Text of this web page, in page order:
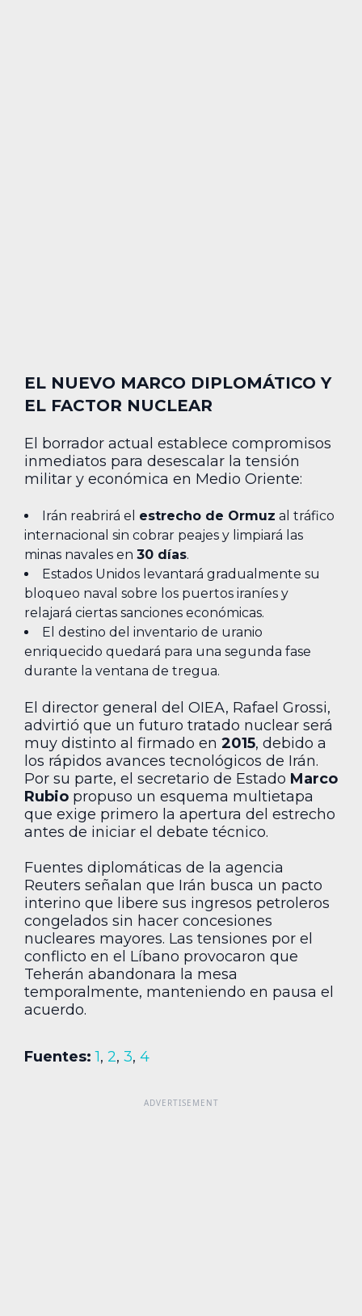
EL NUEVO MARCO DIPLOMÁTICO Y
EL FACTOR NUCLEAR
El borrador actual establece compromisos
inmediatos para desescalar la tensión
militar y económica en Medio Oriente:
Irán reabrirá el estrecho de Ormuz al tráfico
internacional sin cobrar peajes y limpiará las
minas navales en 30 días.
Estados Unidos levantará gradualmente su
bloqueo naval sobre los puertos iraníes y
relajará ciertas sanciones económicas.
El destino del inventario de uranio
enriquecido quedará para una segunda fase
durante la ventana de tregua.
El director general del OIEA, Rafael Grossi,
advirtió que un futuro tratado nuclear será
muy distinto al firmado en 2015, debido a
los rápidos avances tecnológicos de Irán.
Por su parte, el secretario de Estado Marco
Rubio propuso un esquema multietapa
que exige primero la apertura del estrecho
antes de iniciar el debate técnico.
Fuentes diplomáticas de la agencia
Reuters señalan que Irán busca un pacto
interino que libere sus ingresos petroleros
congelados sin hacer concesiones
nucleares mayores. Las tensiones por el
conflicto en el Líbano provocaron que
Teherán abandonara la mesa
temporalmente, manteniendo en pausa el
acuerdo.
Fuentes: 1, 2, 3, 4